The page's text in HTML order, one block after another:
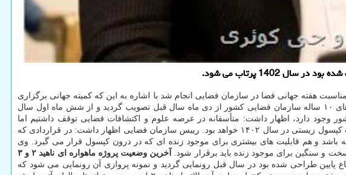
پرتاب می شود.
هفته جهانی فضا در سازمان فضایی انجام شد با اشاره به این که کمیته جهانی برگزاری
مراسم هفته فضا، شعار «فضا و کارآفرینی» را به عنوان شعار سال ۲۰۲۳ هفته جهانی فضا تعیین کرده است اضافه کرد: برنامه های ۱۰ ساله سازمان فضایی کشور از دی ماه سال قبل تصویب گردید و از شش ماه اول سال
دارد، اظهار داشت: متأسفانه در عرصه علوم و اکتشافات فضایی توقف داشتیم اما
خوشبختانه با رفع مشکلات و موانع اولین پرتاب کپسول زیستی در روزهای پیش رو خواهیم داشت که می توان گفت نخستین پرتاب کپسول زیستی در سال ۱۴۰۲ خواهد بود. رییس سازمان فضایی اظهار داشت: در قراردادی که
و هم قابلیت های بیشتری برای موجود زنده ای که در درون کپسول قرار می گیرد. وی
و سنگین برای موجود زنده باید برقرار شود. آخرین وضعیت پروژه ماهواره ای ناهید ۲ و ۳
پایین طراحی شده بود در سال قبل رونمایی گردید و نمونه پروازی آن رونمایی می شود که